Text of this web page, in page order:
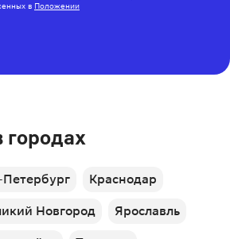
в Положении
городах
Краснодар
Новгород Ярославль